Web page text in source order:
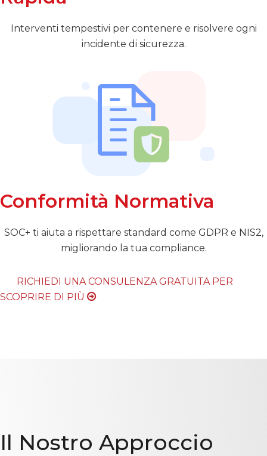
Interventi tempestivi per contenere e risolvere ogni
incidente di sicurezza.
Conformità Normativa
SOC+ ti aiuta a rispettare standard come GDPR e NIS2,
migliorando la tua compliance.
RICHIEDI UNA CONSULENZA GRATUITA PER
SCOPRIRE DI PIÙ
Il Nostro Approccio